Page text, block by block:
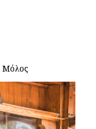
Μόλος